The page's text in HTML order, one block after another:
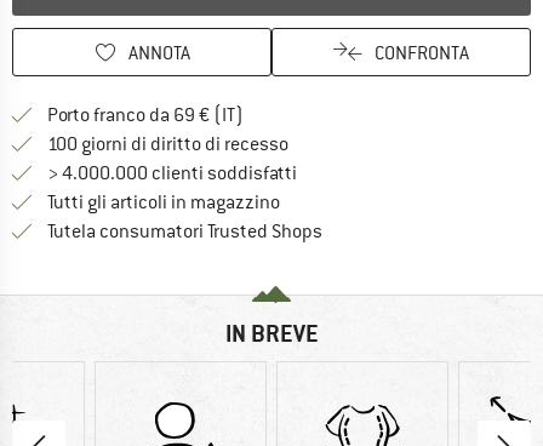
ANNOTA CONFRONTA
Porto franco da 69 € (IT)
100 giorni di diritto di recessoVai alla politica di recesso qui
> 4.000.000 clienti soddisfatti
Tutti gli articoli in magazzino
Tutela consumatori Trusted Shops
IN BREVE